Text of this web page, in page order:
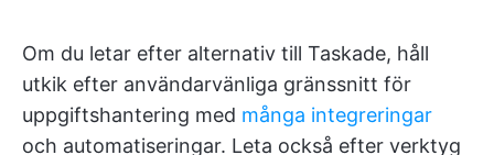
Om du letar efter alternativ till Taskade, håll
utkik efter användarvänliga gränssnitt för
uppgiftshantering med många integreringar
och automatiseringar. Leta också efter verktyg